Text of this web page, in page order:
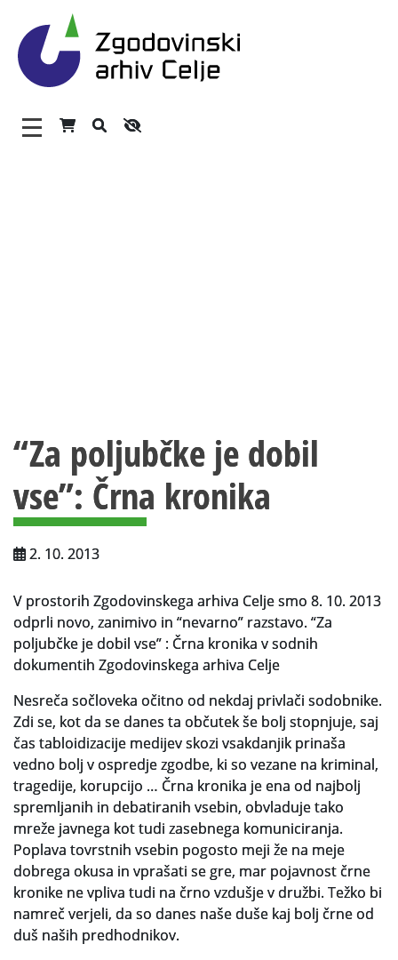
Zgodovinski arhiv Celje –
Glavni meni
Vloga za upravne namene
Vloga za čitalnico
Vodnik po fondih in zbirkah
VAČ – VIRTUALNA ARHIVSKA ČITALNICA
Za ustvarjalce
Strokovna usposabljanja za uslužbence
Register ustvarjalcev
Arhivske škatle
Projekti
Slovenski elektronski arhiv
Anonimka
Virtualni.ZAC
Publikacije
“Za poljubčke je dobil
vse”: Črna kronika
2. 10. 2013
V prostorih Zgodovinskega arhiva Celje smo 8. 10. 2013
odprli novo, zanimivo in “nevarno” razstavo. “Za
poljubčke je dobil vse” : Črna kronika v sodnih
dokumentih Zgodovinskega arhiva Celje
Nesreča sočloveka očitno od nekdaj privlači sodobnike.
Zdi se, kot da se danes ta občutek še bolj stopnjuje, saj
čas tabloidizacije medijev skozi vsakdanjik prinaša
vedno bolj v ospredje zgodbe, ki so vezane na kriminal,
tragedije, korupcijo … Črna kronika je ena od najbolj
spremljanih in debatiranih vsebin, obvladuje tako
mreže javnega kot tudi zasebnega komuniciranja.
Poplava tovrstnih vsebin pogosto meji že na meje
dobrega okusa in vprašati se gre, mar pojavnost črne
kronike ne vpliva tudi na črno vzdušje v družbi. Težko bi
namreč verjeli, da so danes naše duše kaj bolj črne od
duš naših predhodnikov.